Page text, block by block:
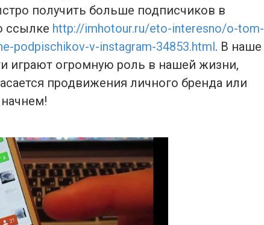
получить больше подписчиков в
ссылке http://imhotour.ru/eto-interesno/o-tom-
podpischikov-v-instagram-34853.html. В наше
играют огромную роль в нашей жизни,
продвижения личного бренда или